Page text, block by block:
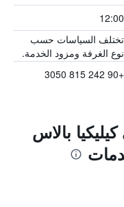
12:00
تختلف السياسات حسب
نوع الغرفة ومزود الخدمة.
+90 242 815 3050
بالاس